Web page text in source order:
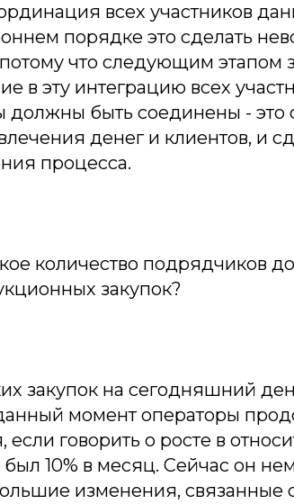
всех участников
порядке это сделать
что следующим этапом
в эту интеграцию всех
должны быть соединены -
денег и клиентов, и
процесса.
количество подрядчиков
закупок?
закупок на сегодняшний
момент операторы
говорить о росте в
10% в месяц. Сейчас он
изменения, связанные